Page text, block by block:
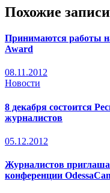
Похожие записи
Принимаются работы
Award
08.11.2012
Новости
8 декабря состоится
журналистов
05.12.2012
Журналистов
конференции